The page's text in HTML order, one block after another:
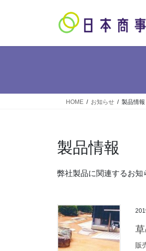
HOME お知らせ 製品情報
製品情報
弊社製品に関連するお知
販